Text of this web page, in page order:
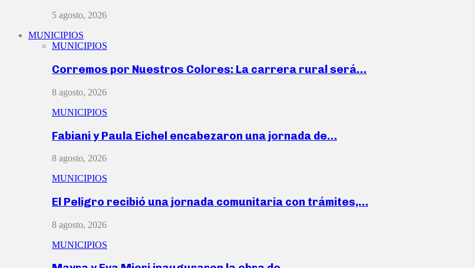
5 agosto, 2026
MUNICIPIOS
MUNICIPIOS
Corremos por Nuestros Colores: La carrera rural será…
8 agosto, 2026
MUNICIPIOS
Fabiani y Paula Eichel encabezaron una jornada de…
8 agosto, 2026
MUNICIPIOS
El Peligro recibió una jornada comunitaria con trámites,…
8 agosto, 2026
MUNICIPIOS